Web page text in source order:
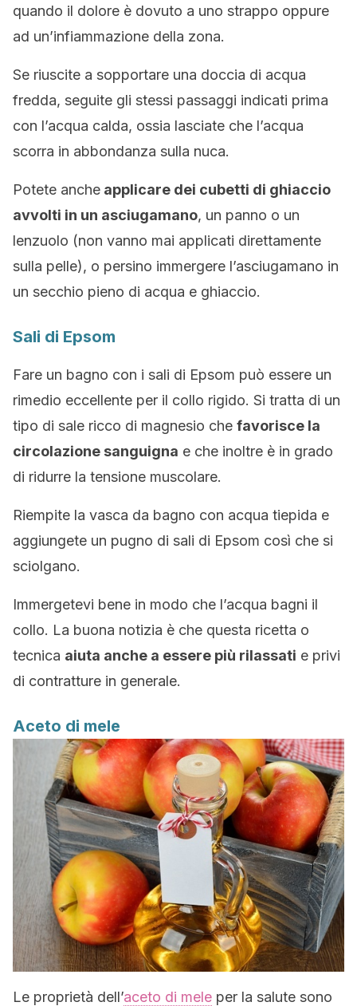
quando il dolore è dovuto a uno strappo oppure
ad un’infiammazione della zona.
Se riuscite a sopportare una doccia di acqua
fredda, seguite gli stessi passaggi indicati prima
con l’acqua calda, ossia lasciate che l’acqua
scorra in abbondanza sulla nuca.
Potete anche applicare dei cubetti di ghiaccio
avvolti in un asciugamano, un panno o un
lenzuolo (non vanno mai applicati direttamente
sulla pelle), o persino immergere l’asciugamano in
un secchio pieno di acqua e ghiaccio.
Sali di Epsom
Fare un bagno con i sali di Epsom può essere un
rimedio eccellente per il collo rigido. Si tratta di un
tipo di sale ricco di magnesio che favorisce la
circolazione sanguigna e che inoltre è in grado
di ridurre la tensione muscolare.
Riempite la vasca da bagno con acqua tiepida e
aggiungete un pugno di sali di Epsom così che si
sciolgano.
Immergetevi bene in modo che l’acqua bagni il
collo. La buona notizia è che questa ricetta o
tecnica aiuta anche a essere più rilassati e privi
di contratture in generale.
Aceto di mele
Le proprietà dell’aceto di mele per la salute sono